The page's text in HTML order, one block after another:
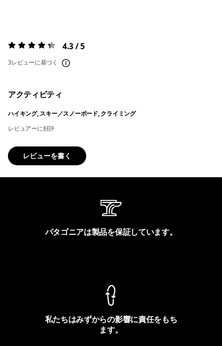
評価:4.3 / 5 4.3 / 5
3レビューに基づく
アクティビティ
ハイキング, スキー／スノーボード, クライミング
レビュアーに好評
レビューを書く
パタゴニアは製品を保証しています。
私たちはみずからの影響に責任をもち
ます。